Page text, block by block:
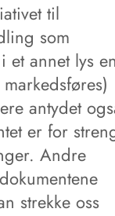
til
som
et annet lys
antydet
er for
Andre
strekke oss